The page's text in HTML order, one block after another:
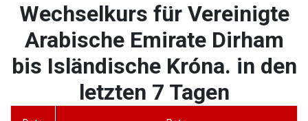
Wechselkurs für Vereinigte
Arabische Emirate Dirham
bis Isländische Króna. in den
letzten 7 Tagen